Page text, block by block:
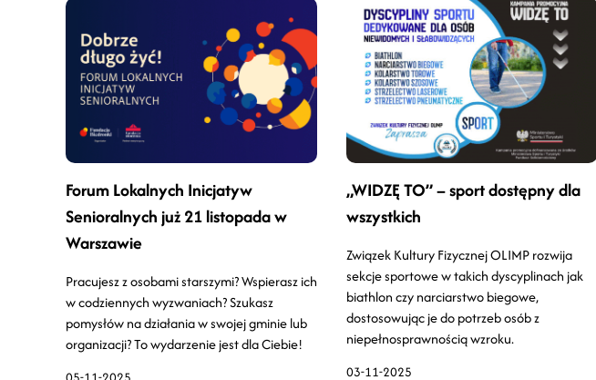
Forum Lokalnych Inicjatyw
Senioralnych już 21 listopada w
Warszawie
Pracujesz z osobami starszymi? Wspierasz ich
w codziennych wyzwaniach? Szukasz
pomysłów na działania w swojej gminie lub
organizacji? To wydarzenie jest dla Ciebie!
03-11-2025
„WIDZĘ TO” – sport dostępny dla
wszystkich
Związek Kultury Fizycznej OLIMP rozwija
sekcje sportowe w takich dyscyplinach jak
biathlon czy narciarstwo biegowe,
dostosowując je do potrzeb osób z
niepełnosprawnością wzroku.